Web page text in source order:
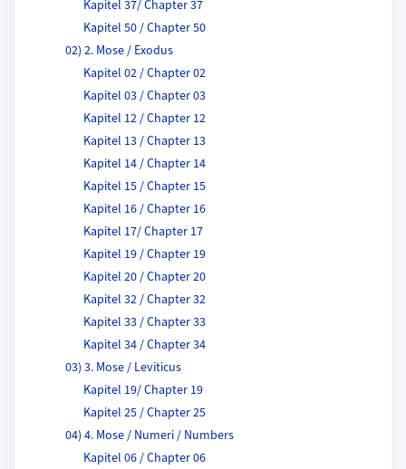
Kapitel 37/ Chapter 37
Kapitel 50 / Chapter 50
02) 2. Mose / Exodus
Kapitel 02 / Chapter 02
Kapitel 03 / Chapter 03
Kapitel 12 / Chapter 12
Kapitel 13 / Chapter 13
Kapitel 14 / Chapter 14
Kapitel 15 / Chapter 15
Kapitel 16 / Chapter 16
Kapitel 17/ Chapter 17
Kapitel 19 / Chapter 19
Kapitel 20 / Chapter 20
Kapitel 32 / Chapter 32
Kapitel 33 / Chapter 33
Kapitel 34 / Chapter 34
03) 3. Mose / Leviticus
Kapitel 19/ Chapter 19
Kapitel 25 / Chapter 25
04) 4. Mose / Numeri / Numbers
Kapitel 06 / Chapter 06